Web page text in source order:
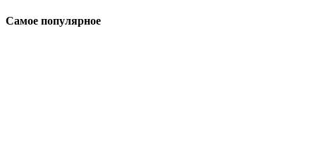
Самое популярное